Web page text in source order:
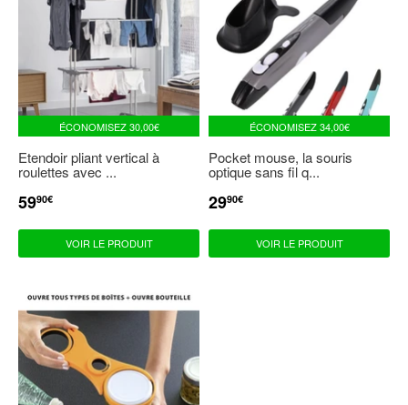
ÉCONOMISEZ30,00€
Etendoir pliant vertical à
roulettes avec ...
PRIX
RÉDUIT
5990€
VOIR LE PRODUIT
ÉCONOMISEZ34,00€
Pocket mouse, la souris
optique sans fil q...
PRIX
RÉDUIT
2990€
VOIR LE PRODUIT